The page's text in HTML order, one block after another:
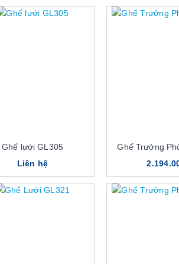
Ghế lưới GL305
Liên hệ
Ghế Trưởng